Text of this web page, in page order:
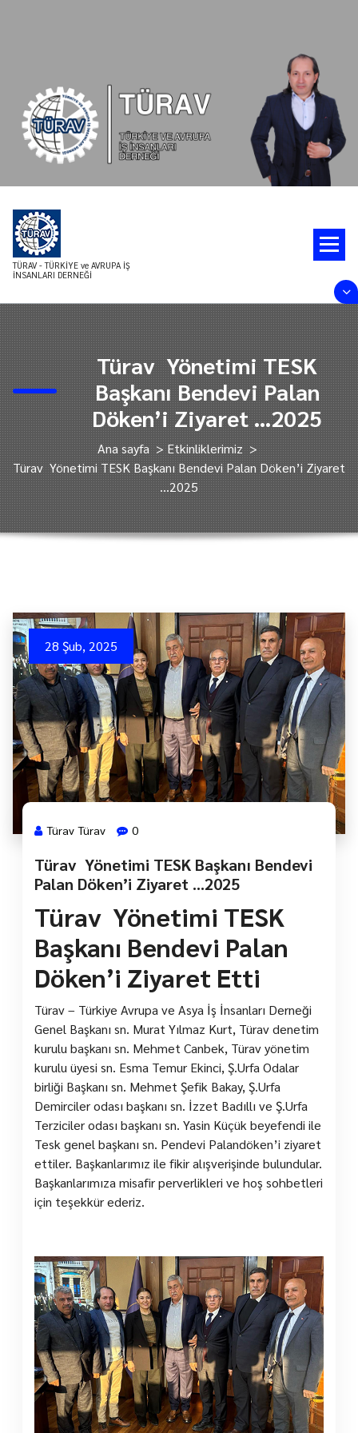
TÜRAV - TÜRKİYE ve AVRUPA İŞ
İNSANLARI DERNEĞİ
Türav Yönetimi TESK
Başkanı Bendevi Palan
Döken’i Ziyaret …2025
Ana sayfa>Etkinliklerimiz>
Türav Yönetimi TESK Başkanı Bendevi Palan Döken’i Ziyaret
…2025
28 Şub, 2025
Türav Türav 0
Türav Yönetimi TESK Başkanı Bendevi
Palan Döken’i Ziyaret …2025
Türav Yönetimi TESK
Başkanı Bendevi Palan
Döken’i Ziyaret Etti
Türav – Türkiye Avrupa ve Asya İş İnsanları Derneği
Genel Başkanı sn. Murat Yılmaz Kurt, Türav denetim
kurulu başkanı sn. Mehmet Canbek, Türav yönetim
kurulu üyesi sn. Esma Temur Ekinci, Ş.Urfa Odalar
birliği Başkanı sn. Mehmet Şefik Bakay, Ş.Urfa
Demirciler odası başkanı sn. İzzet Badıllı ve Ş.Urfa
Terziciler odası başkanı sn. Yasin Küçük beyefendi ile
Tesk genel başkanı sn. Pendevi Palandöken’i ziyaret
ettiler. Başkanlarımız ile fikir alışverişinde bulundular.
Başkanlarımıza misafir perverlikleri ve hoş sohbetleri
için teşekkür ederiz.